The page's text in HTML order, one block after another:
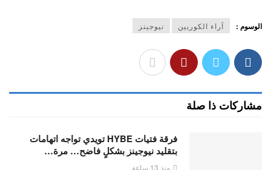
الوسوم : آراء الكوريين نيوجينز
مشاركات ذا صلة
فرقة فتيات HYBE تويدي تواجه اتهامات
بتقليد نيوجينز بشكلٍ فاضح… مرة…
منذ 13 ساعة